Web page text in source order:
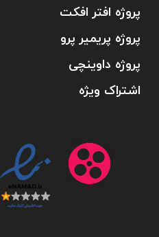
پروژه افتر افکت
پروژه پریمیر پرو
پروژه داوینچی
اشتراک ویژه